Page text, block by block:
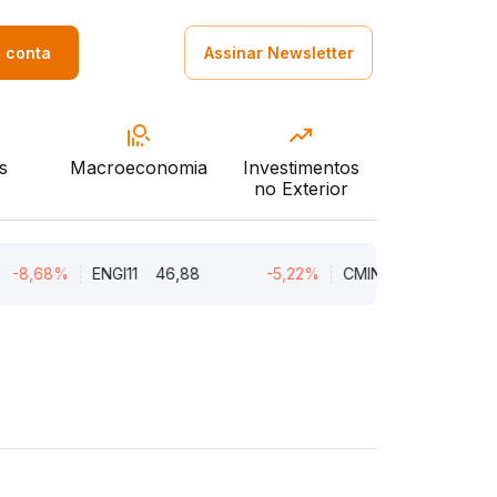
conta Assinar Newsletter
Macroeconomia
Investimentos
no Exterior
ENGI11 46,88 -5,22% CMIN3 5,45